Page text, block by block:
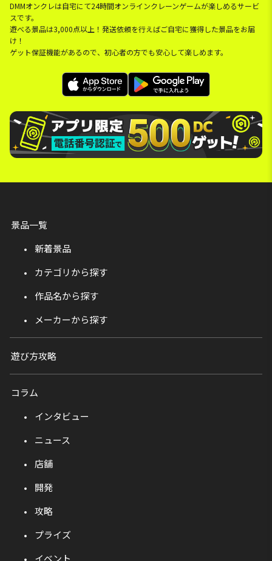
DMMオンクレは自宅にて24時間オンラインクレーンゲームが楽しめるサービ
スです。
遊べる景品は3,000点以上！発送依頼を行えばご自宅に獲得した景品をお届
け！
ゲット保証機能があるので、初心者の方でも安心して楽しめます。
景品一覧
新着景品
カテゴリから探す
作品名から探す
メーカーから探す
遊び方攻略
コラム
インタビュー
ニュース
店舗
開発
攻略
プライズ